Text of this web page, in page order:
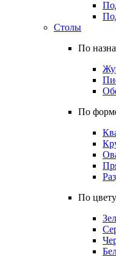
Столы
По
По
По цвету